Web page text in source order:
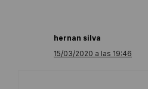
hernan silva
15/03/2020 a las 19:46